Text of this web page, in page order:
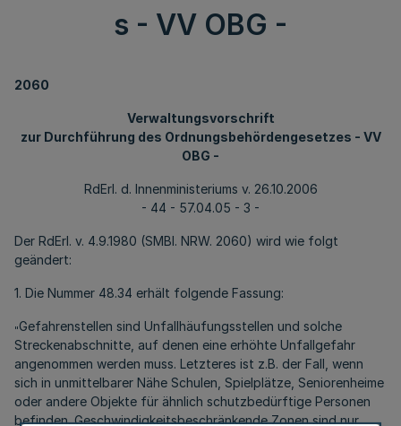
s - VV OBG -
2060
Verwaltungsvorschrift
zur Durchführung des Ordnungsbehördengesetzes - VV
OBG -
RdErl. d. Innenministeriums v. 26.10.2006
- 44 - 57.04.05 - 3 -
Der RdErl. v. 4.9.1980 (SMBl. NRW. 2060) wird wie folgt
geändert:
1. Die Nummer 48.34 erhält folgende Fassung:
"Gefahrenstellen sind Unfallhäufungsstellen und solche
Streckenabschnitte, auf denen eine erhöhte Unfallgefahr
angenommen werden muss. Letzteres ist z.B. der Fall, wenn
sich in unmittelbarer Nähe Schulen, Spielplätze, Seniorenheime
oder andere Objekte für ähnlich schutzbedürftige Personen
befinden. Geschwindigkeitsbeschränkende Zonen sind nur